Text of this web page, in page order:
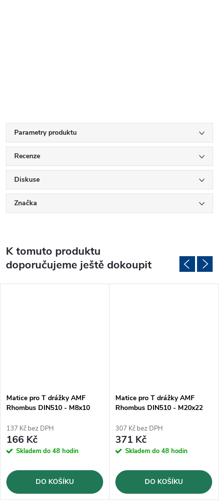
Parametry produktu
Recenze
Diskuse
Značka
K tomuto produktu
doporučujeme ještě dokoupit
Matice pro T drážky AMF
Rhombus DIN510 - M8x10
137 Kč bez DPH
166 Kč
Skladem do 48 hodin
DO KOŠÍKU
Matice pro T drážky AMF
Rhombus DIN510 - M20x22
307 Kč bez DPH
371 Kč
Skladem do 48 hodin
DO KOŠÍKU